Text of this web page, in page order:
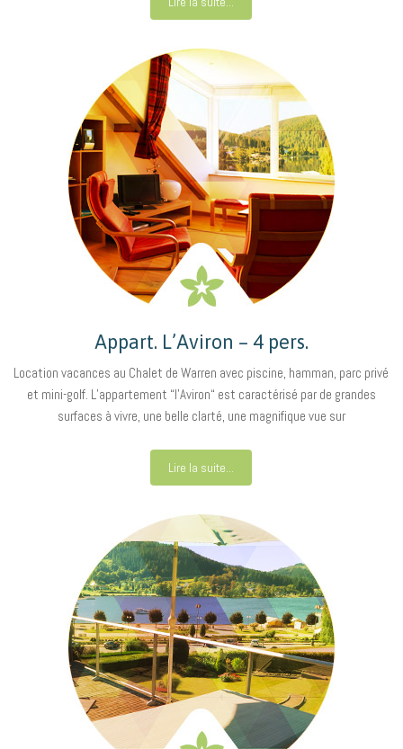
Appart. L’Aviron – 4 pers.
Location vacances au Chalet de Warren avec piscine, hamman, parc privé
et mini-golf. L’appartement “l’Aviron“ est caractérisé par de grandes
surfaces à vivre, une belle clarté, une magnifique vue sur
Lire la suite...